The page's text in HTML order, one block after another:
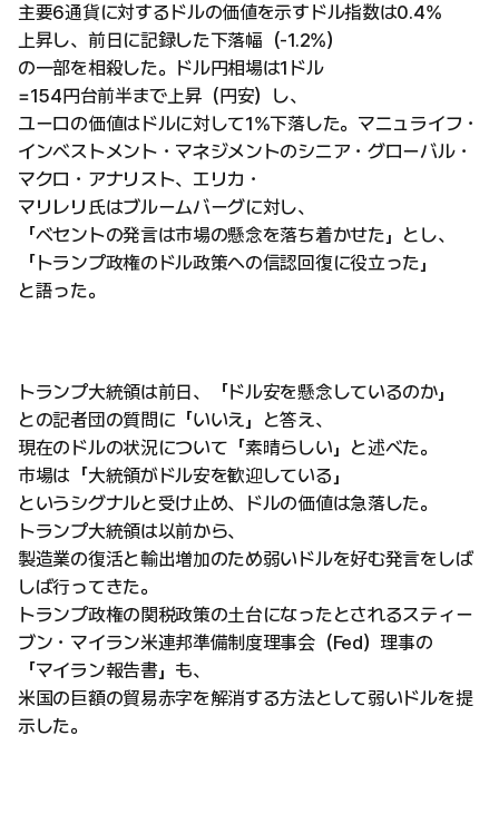
主要6通貨に対するドルの価値を示すドル指数は0.4%
上昇し、前日に記録した下落幅（-1.2%）
の一部を相殺した。ドル円相場は1ドル
=154円台前半まで上昇（円安）し、
ユーロの価値はドルに対して1%下落した。マニュライフ・
インベストメント・マネジメントのシニア・グローバル・
マクロ・アナリスト、エリカ・
マリレリ氏はブルームバーグに対し、
「ベセントの発言は市場の懸念を落ち着かせた」とし、
「トランプ政権のドル政策への信認回復に役立った」
と語った。
トランプ大統領は前日、「ドル安を懸念しているのか」
との記者団の質問に「いいえ」と答え、
現在のドルの状況について「素晴らしい」と述べた。
市場は「大統領がドル安を歓迎している」
というシグナルと受け止め、ドルの価値は急落した。
トランプ大統領は以前から、
製造業の復活と輸出増加のため弱いドルを好む発言をしば
しば行ってきた。
トランプ政権の関税政策の土台になったとされるスティー
ブン・マイラン米連邦準備制度理事会（Fed）理事の
「マイラン報告書」も、
米国の巨額の貿易赤字を解消する方法として弱いドルを提
示した。